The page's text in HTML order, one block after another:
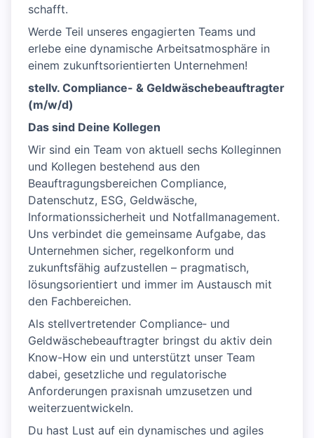
schafft.
Werde Teil unseres engagierten Teams und
erlebe eine dynamische Arbeitsatmosphäre in
einem zukunftsorientierten Unternehmen!
stellv. Compliance- & Geldwäschebeauftragter
(m/w/d)
Das sind Deine Kollegen
Wir sind ein Team von aktuell sechs Kolleginnen
und Kollegen bestehend aus den
Beauftragungsbereichen Compliance,
Datenschutz, ESG, Geldwäsche,
Informationssicherheit und Notfallmanagement.
Uns verbindet die gemeinsame Aufgabe, das
Unternehmen sicher, regelkonform und
zukunftsfähig aufzustellen – pragmatisch,
lösungsorientiert und immer im Austausch mit
den Fachbereichen.
Als stellvertretender Compliance‑ und
Geldwäschebeauftragter bringst du aktiv dein
Know-How ein und unterstützt unser Team
dabei, gesetzliche und regulatorische
Anforderungen praxisnah umzusetzen und
weiterzuentwickeln.
Du hast Lust auf ein dynamisches und agiles